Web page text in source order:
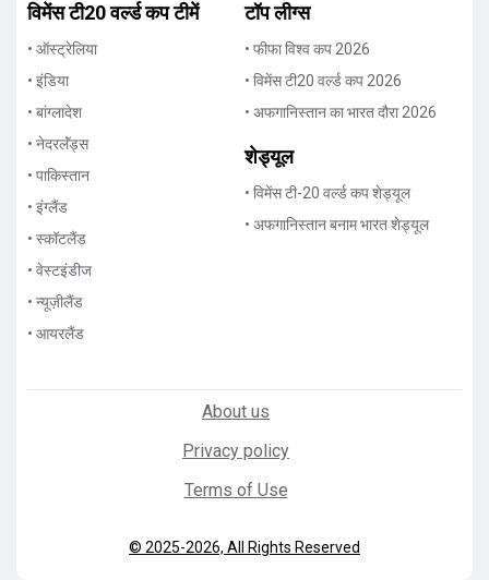
विमेंस टी20 वर्ल्ड कप टीमें
• ऑस्ट्रेलिया
• इंडिया
• बांग्लादेश
• नेदरलॅंड्स
• पाकिस्तान
• इंग्लैंड
• स्कॉटलैंड
• वेस्टइंडीज
• न्यूज़ीलैंड
• आयरलैंड
टॉप लीग्स
• फीफा विश्व कप 2026
• विमेंस टी20 वर्ल्ड कप 2026
• अफगानिस्तान का भारत दौरा 2026
शेड्यूल
• विमेंस टी-20 वर्ल्ड कप शेड्यूल
• अफगानिस्तान बनाम भारत शेड्यूल
About us
Privacy policy
Terms of Use
© 2025-2026, All Rights Reserved